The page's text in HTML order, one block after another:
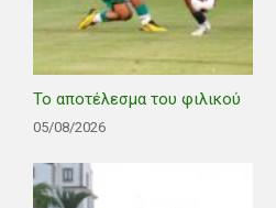
Το αποτέλεσμα του φιλικού
05/08/2026